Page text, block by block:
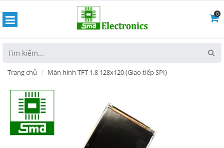
0
Trang chủ Màn hình TFT 1.8 128x120 (Giao tiếp SPI)